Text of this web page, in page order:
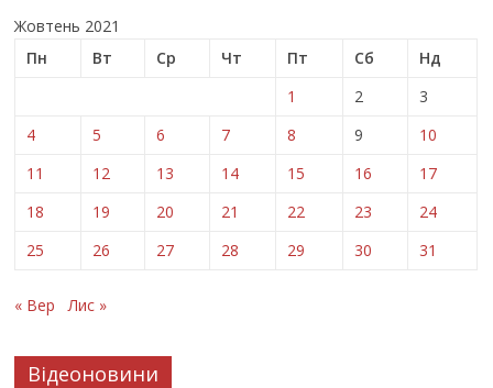
Жовтень 2021
Пн
Вт Ср Чт Пт Сб
Нд
1
2
3
4
5 6 7 8 9
10
11
12 13 14 15 16
17
18
19 20 21 22 23
24
25
26 27 28 29 30 31
« Вер Лис »
Відеоновини